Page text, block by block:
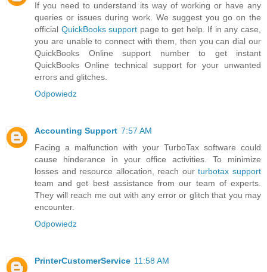
If you need to understand its way of working or have any
queries or issues during work. We suggest you go on the
official QuickBooks support page to get help. If in any case,
you are unable to connect with them, then you can dial our
QuickBooks Online support number to get instant
QuickBooks Online technical support for your unwanted
errors and glitches.
Odpowiedz
Accounting Support 7:57 AM
Facing a malfunction with your TurboTax software could
cause hinderance in your office activities. To minimize
losses and resource allocation, reach ourturbotax support
team and get best assistance from our team of experts.
They will reach me out with any error or glitch that you may
encounter.
Odpowiedz
PrinterCustomerService 11:58 AM